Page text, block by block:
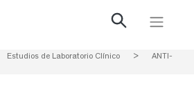
Estudios de Laboratorio Clínico >
ANTI-